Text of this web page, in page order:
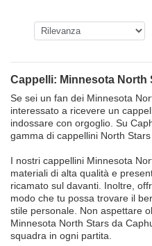
Cappelli: Minnesota North
Se sei un fan dei Minnesota
interessato a ricevere un
indossare con orgoglio. Su
gamma di cappellini North
I nostri cappellini Minnesota
materiali di alta qualità e
ricamato sul davanti. Inoltre,
modo che tu possa trovare il
stile personale. Non aspettare
Minnesota North Stars da
squadra in ogni partita.